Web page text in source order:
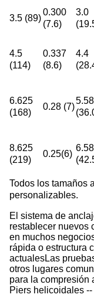
3.5 (89)
0.300
(7.6)
3.0
4.5
(114)
0.337
(8.6)
4.4
6.625
(168)
0.28 (7)
5.58
8.625
(219)
0.25(6)
6.58
Todos los tamaños
personalizables.
El sistema de
restablecer nuevos
en muchos
rápida o estructura
actualesLas
otros lugares
para la compresión
Piers helicoidales